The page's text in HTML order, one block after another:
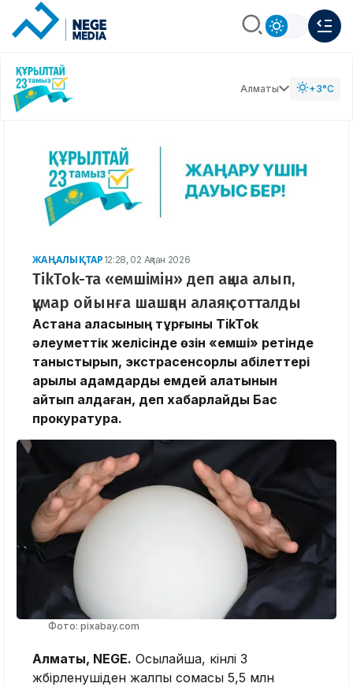
Алматы +3°C
ЖАҢАЛЫҚТАР 12:28, 02 Ақпан 2026
TikTok-та «емшімін» деп ақша алып,
құмар ойынға шашқан алаяқ сотталды
Астана қаласының тұрғыны TikTok
әлеуметтік желісінде өзін «емші» ретінде
таныстырып, экстрасенсорлық қабілеттері
арқылы адамдарды емдей алатынын
айтып алдаған, деп хабарлайды Бас
прокуратура.
Фото: pixabay.com
Алматы, NEGE. Осылайша, кінәлі 3
жәбірленушіден жалпы сомасы 5,5 млн